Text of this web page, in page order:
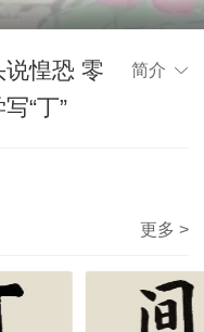
说惶恐 零
“丁”
简介
更多 >